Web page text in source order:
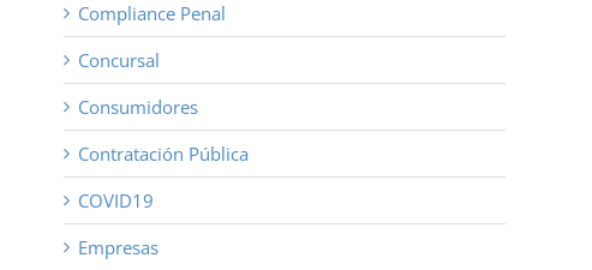
Compliance Penal
Concursal
Consumidores
Contratación Pública
COVID19
Empresas